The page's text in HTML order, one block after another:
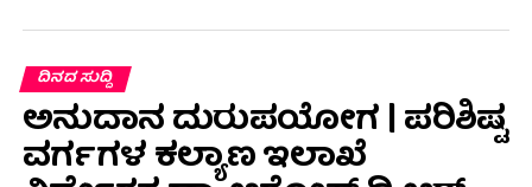
ದಿನದ ಸುದ್ದಿ
ಅನುದಾನ ದುರುಪಯೋಗ | ಪರಿಶಿಷ್ಟ
ವರ್ಗಗಳ ಕಲ್ಯಾಣ ಇಲಾಖೆ